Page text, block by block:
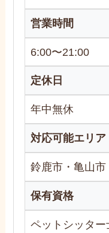
営業時間
6:00〜21:00
定休日
年中無休
対応可能エリア
鈴鹿市・亀山
保有資格
ペットシッター